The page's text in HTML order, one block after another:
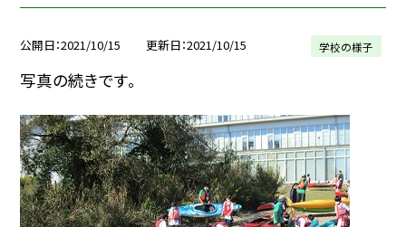
公開日 2021/10/15 更新日 2021/10/15 学校の様子
写真の続きです。